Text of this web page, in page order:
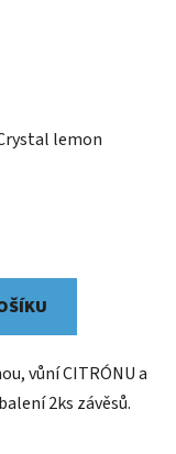
lemon
vůní CITRÓNU a
2ks závěsů.